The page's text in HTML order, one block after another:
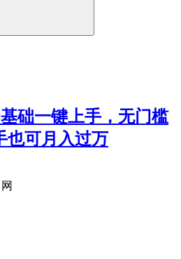
础一键上手，无门槛
也可月入过万